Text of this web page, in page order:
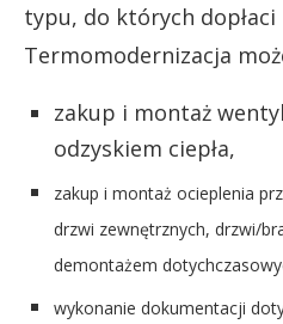
typu, do których dopłaci
Termomodernizacja
zakup i montaż
odzyskiem ciepła,
zakup i montaż ocieplenia
drzwi zewnętrznych, drzwi/
demontażem
wykonanie dokumentacji